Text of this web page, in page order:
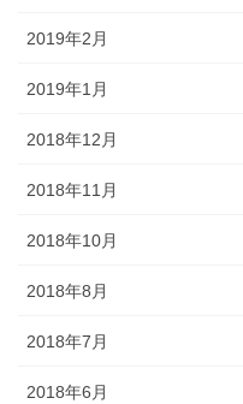
2019年2月
2019年1月
2018年12月
2018年11月
2018年10月
2018年8月
2018年7月
2018年6月